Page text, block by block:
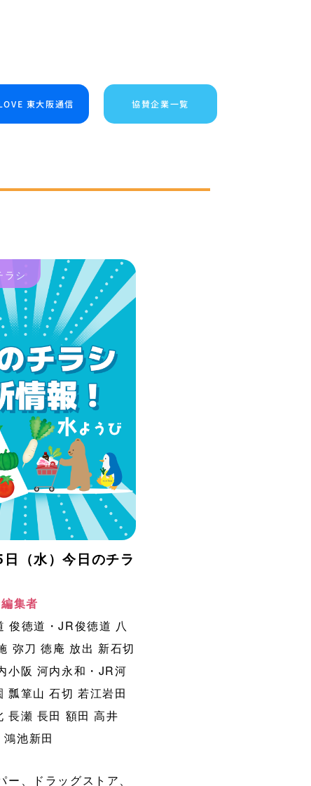
東大阪通信 協賛企業一覧
ラシ
（水）今日のチラ
集者
俊徳道・JR俊徳道 八
弥刀 徳庵 放出 新石切
小阪 河内永和・JR河
瓢箪山 石切 若江岩田
長瀬 長田 額田 高井
鴻池新田
ー、ドラッグストア、